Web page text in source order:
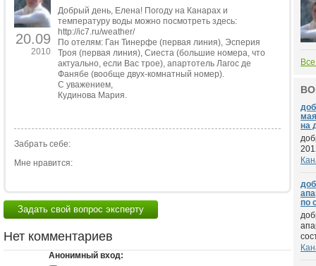
20.09
2010
Добрый день, Елена! Погоду на Канарах и
температуру воды можно посмотреть здесь:
http://ic7.ru/weather/
По отелям: Ган Тинерфе (первая линия), Эсперия
Троя (первая линия), Сиеста (большие номера, что
актуально, если Вас трое), апартотель Лагос де
Фанябе (вообще двух-комнатный номер).
С уважением,
Кудинова Мария.
Забрать себе:
Мне нравится:
Задать свой вопрос эксперту
Нет комментариев
Анонимный вход:
на
по